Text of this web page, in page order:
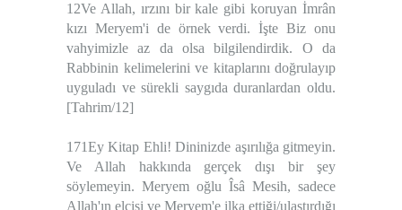
12Ve Allah, ırzını bir kale gibi koruyan İmrân
kızı Meryem'i de örnek verdi. İşte Biz onu
vahyimizle az da olsa bilgilendirdik. O da
Rabbinin kelimelerini ve kitaplarını doğrulayıp
uyguladı ve sürekli saygıda duranlardan oldu.
[Tahrim/12]
171Ey Kitap Ehli! Dininizde aşırılığa gitmeyin.
Ve Allah hakkında gerçek dışı bir şey
söylemeyin. Meryem oğlu Îsâ Mesih, sadece
Allah'ın elçisi ve Meryem'e ilka ettiği/ulaştırdığı